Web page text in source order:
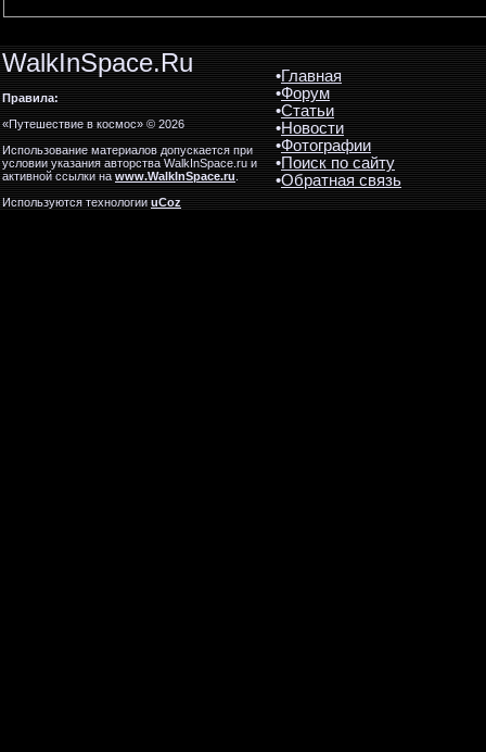
WalkInSpace.Ru
Правила:
«Путешествие в космос» © 2026
Использование материалов допускается при
условии указания авторства WalkInSpace.ru и
активной ссылки наwww.WalkInSpace.ru.
Используются технологииuCoz
•Главная
•Форум
•Статьи
•Новости
•Фотографии
•Поиск по сайту
•Обратная связь